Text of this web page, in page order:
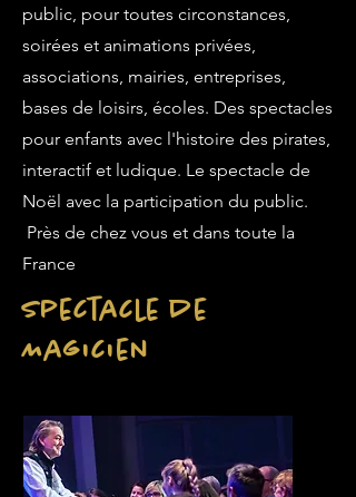
public, pour toutes circonstances,
soirées et animations privées,
associations, mairies, entreprises,
bases de loisirs, écoles. Des spectacles
pour enfants avec l'histoire des pirates,
interactif et ludique. Le spectacle de
Noël avec la participation du public.
Près de chez vous et dans toute la
France
Spectacle de
Magicien